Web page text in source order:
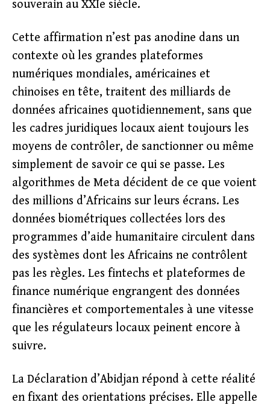
souverain au XXIe siècle.
Cette affirmation n’est pas anodine dans un
contexte où les grandes plateformes
numériques mondiales, américaines et
chinoises en tête, traitent des milliards de
données africaines quotidiennement, sans que
les cadres juridiques locaux aient toujours les
moyens de contrôler, de sanctionner ou même
simplement de savoir ce qui se passe. Les
algorithmes de Meta décident de ce que voient
des millions d’Africains sur leurs écrans. Les
données biométriques collectées lors des
programmes d’aide humanitaire circulent dans
des systèmes dont les Africains ne contrôlent
pas les règles. Les fintechs et plateformes de
finance numérique engrangent des données
financières et comportementales à une vitesse
que les régulateurs locaux peinent encore à
suivre.
La Déclaration d’Abidjan répond à cette réalité
en fixant des orientations précises. Elle appelle